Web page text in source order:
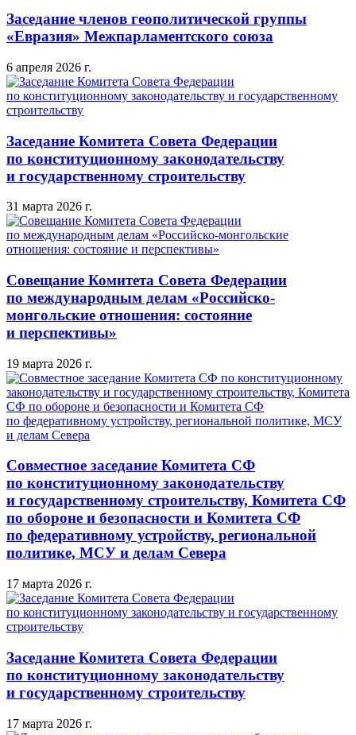
Заседание членов геополитической группы
«Евразия» Межпарламентского союза
6 апреля 2026 г.
Заседание Комитета Совета Федерации
по конституционному законодательству
и государственному строительству
31 марта 2026 г.
Совещание Комитета Совета Федерации
по международным делам «Российско-
монгольские отношения: состояние
и перспективы»
19 марта 2026 г.
Совместное заседание Комитета СФ
по конституционному законодательству
и государственному строительству, Комитета СФ
по обороне и безопасности и Комитета СФ
по федеративному устройству, региональной
политике, МСУ и делам Севера
17 марта 2026 г.
Заседание Комитета Совета Федерации
по конституционному законодательству
и государственному строительству
17 марта 2026 г.